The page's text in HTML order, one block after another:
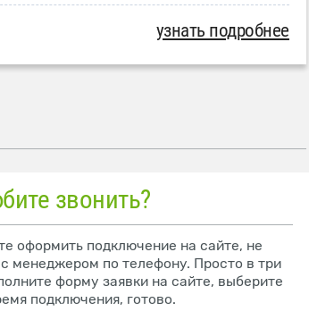
узнать подробнее
звонить?
оформить подключение на сайте, не
менеджером по телефону. Просто в три
форму заявки на сайте, выберите
подключения, готово.